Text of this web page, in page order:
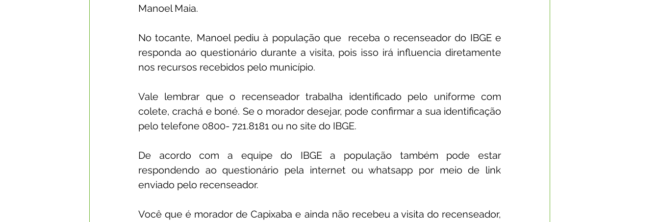
Manoel Maia.
No tocante, Manoel pediu à população que  receba o recenseador do IBGE e
responda ao questionário durante a visita, pois isso irá influencia diretamente
nos recursos recebidos pelo município.
Vale lembrar que o recenseador trabalha identificado pelo uniforme com
colete, crachá e boné. Se o morador desejar, pode confirmar a sua identificação
pelo telefone 0800- 721.8181 ou no site do IBGE.
De acordo com a equipe do IBGE a população também pode estar
respondendo ao questionário pela internet ou whatsapp por meio de link
enviado pelo recenseador.
Você que é morador de Capixaba e ainda não recebeu a visita do recenseador,